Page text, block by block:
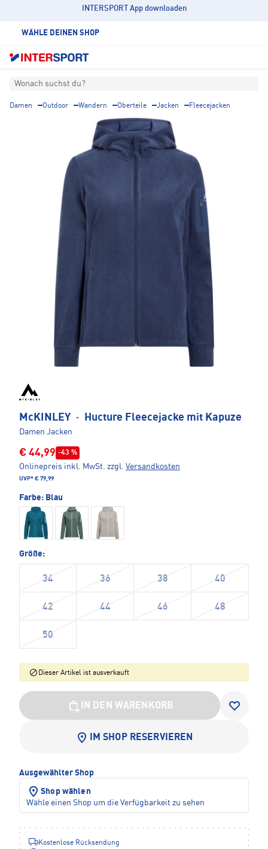
INTERSPORT App downloaden
WÄHLE DEINEN SHOP
Wonach suchst du?
Damen Outdoor Wandern Oberteile Jacken Fleecejacken
McKINLEY · Hucture Fleecejacke mit Kapuze
Damen Jacken
€ 44,99 -43 %
Onlinepreis inkl. MwSt. zzgl. Versandkosten
UVP* € 79,99
Farbe: Blau
Größe:
34 36 38 40
42 44 46 48
50
Dieser Artikel ist ausverkauft
IN DEN WARENKORB
IM SHOP RESERVIEREN
Ausgewählter Shop
Shop wählen
Wähle einen Shop um die Verfügbarkeit zu sehen
Kostenlose Rücksendung